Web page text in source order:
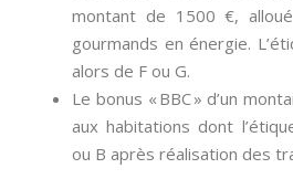
montant de 1500 €,
gourmands en énergie.
alors de F ou G.
Le bonus « BBC » d’un
aux habitations dont
ou B après réalisation des